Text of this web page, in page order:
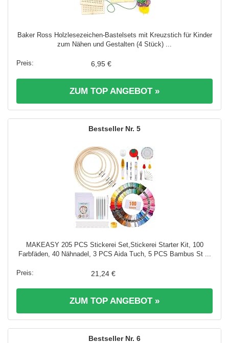
Baker Ross Holzlesezeichen-Bastelsets mit Kreuzstich für Kinder
zum Nähen und Gestalten (4 Stück) ...
6,95 €
ZUM TOP ANGEBOT »
5
MAKEASY 205 PCS Stickerei Set,Stickerei Starter Kit, 100
Farbfäden, 40 Nähnadel, 3 PCS Aida Tuch, 5 PCS Bambus St ...
21,24 €
ZUM TOP ANGEBOT »
6